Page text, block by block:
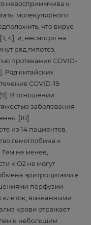
невосприимчива к
молекулярного
что вирус
4], и, несмотря на
ряд гипотез,
протекания COVID-
Ряд китайских
COVID-19
В отношении
заболевания
[10].
из 14 пациентов,
гемоглобина к
Тем не менее,
к О2 не могут
эритроцитами в
перфузии
клеток, вызванными
крови отражает
к небольшим